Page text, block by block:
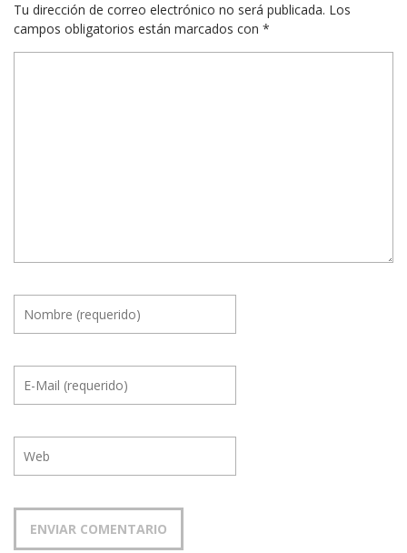
Tu dirección de correo electrónico no será publicada. Los
campos obligatorios están marcados con *